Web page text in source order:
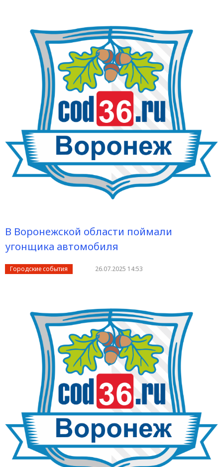
В Воронежской области поймали
угонщика автомобиля
Городские события 26.07.2025 14:53